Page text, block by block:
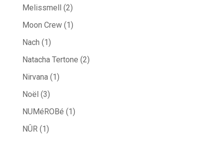
Melissmell
(2)
Moon Crew(1)
Nach (1)
Natacha Tertone (2)
Nirvana(1)
Noël (3)
NUMéROBé (1)
NÛR(1)